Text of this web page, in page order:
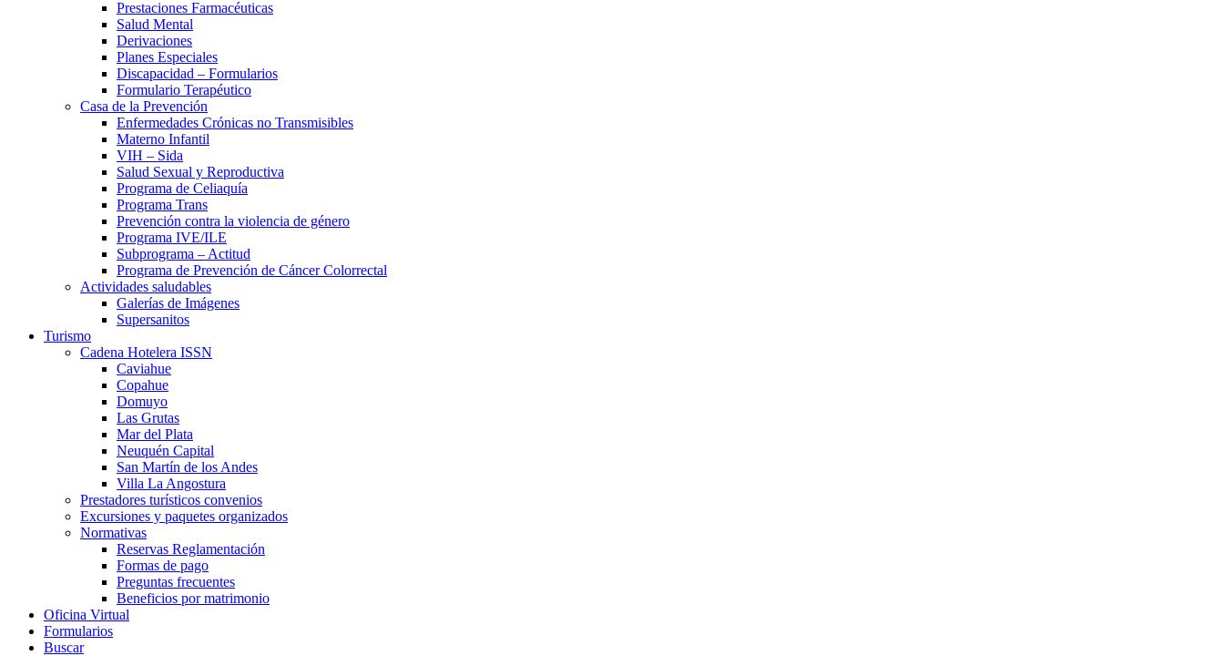
Prestaciones Farmacéuticas
Salud Mental
Derivaciones
Planes Especiales
Discapacidad – Formularios
Formulario Terapéutico
Casa de la Prevención
Enfermedades Crónicas no Transmisibles
Materno Infantil
VIH – Sida
Salud Sexual y Reproductiva
Programa de Celiaquía
Programa Trans
Prevención contra la violencia de género
Programa IVE/ILE
Subprograma – Actitud
Programa de Prevención de Cáncer Colorrectal
Actividades saludables
Galerías de Imágenes
Supersanitos
Turismo
Cadena Hotelera ISSN
Caviahue
Copahue
Domuyo
Las Grutas
Mar del Plata
Neuquén Capital
San Martín de los Andes
Villa La Angostura
Prestadores turísticos convenios
Excursiones y paquetes organizados
Normativas
Reservas Reglamentación
Formas de pago
Preguntas frecuentes
Beneficios por matrimonio
Oficina Virtual
Formularios
Buscar